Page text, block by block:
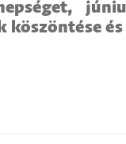
köszöntése és